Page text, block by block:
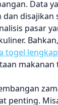
Data
disajikan
pasar
togel lengkap
makanan
penting.